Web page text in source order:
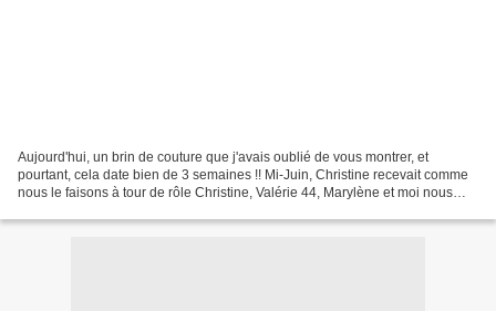
Aujourd'hui, un brin de couture que j'avais oublié de vous montrer, et
pourtant, cela date bien de 3 semaines !! Mi-Juin, Christine recevait comme
nous le faisons à tour de rôle Christine, Valérie 44, Marylène et moi nous